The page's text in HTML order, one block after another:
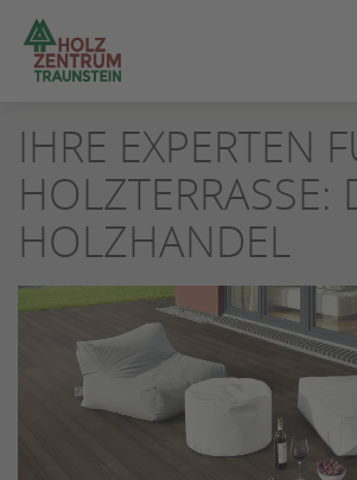
ZUM
SEITENINHALT
SPRINGEN
IHRE EXPERTEN
HOLZTERRASSE:
HOLZHANDEL